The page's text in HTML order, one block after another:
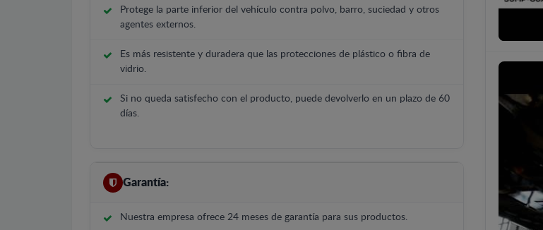
Protege la parte inferior del vehículo contra polvo, barro, suciedad y otros
agentes externos.
Es más resistente y duradera que las protecciones de plástico o fibra de
vidrio.
Si no queda satisfecho con el producto, puede devolverlo en un plazo de 60
días.
Garantía:
Nuestra empresa ofrece 24 meses de garantía para sus productos.